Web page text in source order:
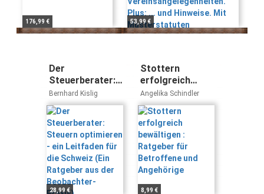
176,99 € 53,99 €
Der
Steuerberater:
Steuern
optimieren - ein
Leitfaden für die
Schweiz (Ein
Ratgeber aus
der Beobachter-
Praxis)
Bernhard Kislig
28,99 €
Stottern
erfolgreich
bewältigen :
Ratgeber für
Betroffene und
Angehörige
Angelika Schindler
8,99 €